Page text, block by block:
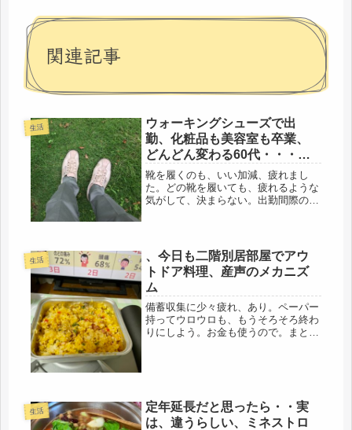
関連記事
生活
ウォーキングシューズで出
勤、化粧品も美容室も卒業、
どんどん変わる60代・・・コ
ンビニレジで凍りつく
靴を履くのも、いい加減、疲れまし
た。どの靴を履いても、疲れるような
気がして、決まらない。出勤間際の超
ーとなりました。新しい靴でもなく、
休日に駅の...
生活
、今日も二階別居部屋でアウ
トドア料理、産声のメカニズ
ム
備蓄収集に少々疲れ、あり。ペーパー
持ってウロウロも、もうそろそろ終わ
りにしよう。お金も使うので。まとめ
生活
定年延長だと思ったら・・実
は、違うらしい、ミネストロ